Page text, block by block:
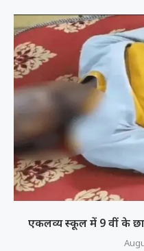
एकलव्य स्कूल में 9 वीं के